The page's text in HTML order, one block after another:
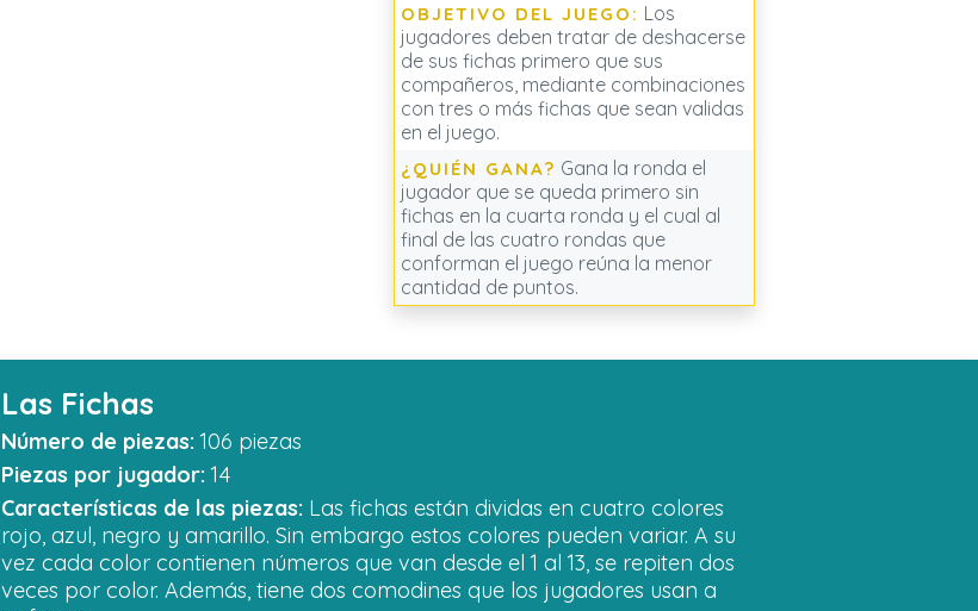
OBJETIVO DEL JUEGO: Los
jugadores deben tratar de deshacerse
de sus fichas primero que sus
compañeros, mediante combinaciones
con tres o más fichas que sean validas
en el juego.
¿QUIÉN GANA? Gana la ronda el
jugador que se queda primero sin
fichas en la cuarta ronda y el cual al
final de las cuatro rondas que
conforman el juego reúna la menor
cantidad de puntos.
Las Fichas
Número de piezas: 106 piezas
Piezas por jugador: 14
Características de las piezas: Las fichas están dividas en cuatro colores
rojo, azul, negro y amarillo. Sin embargo estos colores pueden variar. A su
vez cada color contienen números que van desde el 1 al 13, se repiten dos
veces por color. Además, tiene dos comodines que los jugadores usan a